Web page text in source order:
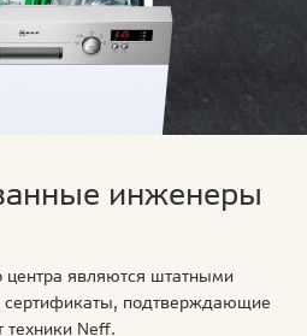
инженеры
центра являются штатными
подтверждающие
техники Neff.